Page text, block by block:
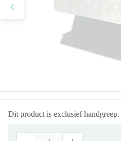
Dit product is exclusief handgreep.